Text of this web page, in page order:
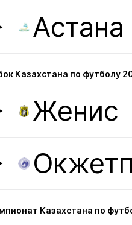
Астана
Казахстана по футболу
Женис
Казахстана по